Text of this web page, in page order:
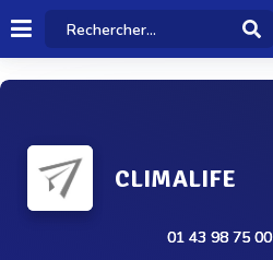
CLIMALIFE
01 43 98 75 00